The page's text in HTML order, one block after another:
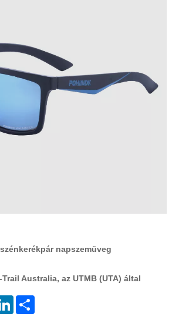
napszemüveg
Trail Australia, az UTMB (UTA) által
LinkedIn